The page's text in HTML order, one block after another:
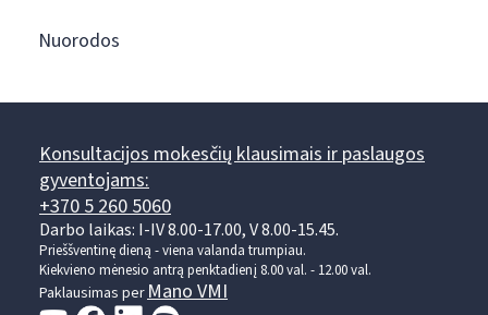
Nuorodos
Konsultacijos mokesčių klausimais ir paslaugos
gyventojams:
+370 5 260 5060
Darbo laikas: I-IV 8.00-17.00, V 8.00-15.45.
Prieššventinę dieną - viena valanda trumpiau.
Kiekvieno mėnesio antrą penktadienį 8.00 val. - 12.00 val.
Paklausimas per Mano VMI